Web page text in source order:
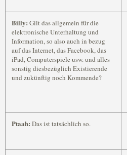
Billy: Gilt das allgemein für die
elektronische Unterhaltung und
Information, so also auch in bezug
auf das Internet, das Facebook, das
iPad, Computerspiele usw. und alles
sonstig diesbezüglich Existierende
und zukünftig noch Kommende?
Ptaah: Das ist tatsächlich so.